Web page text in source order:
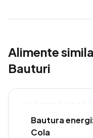
Alimente
Bauturi
Bautura
Cola